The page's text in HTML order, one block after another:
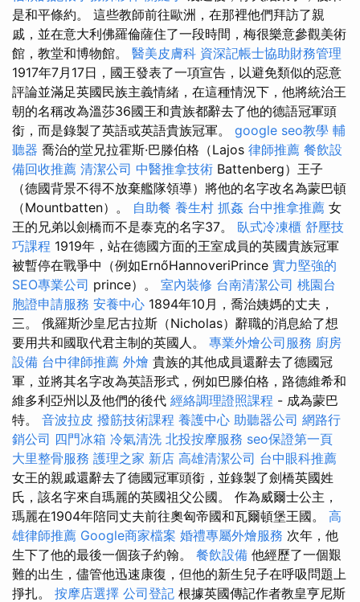
是和平條約。 這些教師前往歐洲，在那裡他們拜訪了親
戚，並在意大利佛羅倫薩住了一段時間，梅很樂意參觀美術
館，教堂和博物館。 醫美皮膚科 資深記帳士協助財務管理
1917年7月17日，國王發表了一項宣告，以避免類似的惡意
評論並滿足英國民族主義情緒，在這種情況下，他將統治王
朝的名稱改為溫莎36國王和貴族都辭去了他的德語冠軍頭
銜，而是錄製了英語或英語貴族冠軍。 google seo教學 輔
聽器 喬治的堂兄拉霍斯·巴滕伯格（Lajos 律師推薦 餐飲設
備回收推薦 清潔公司 中醫推拿技術 Battenberg）王子
（德國背景不得不放棄艦隊領導）將他的名字改名為蒙巴頓
（Mountbatten）。 自助餐 養生村 抓姦 台中推拿推薦 女
王的兄弟以劍橋而不是泰克的名字37。 臥式冷凍櫃 舒壓技
巧課程 1919年，站在德國方面的王室成員的英國貴族冠軍
被暫停在戰爭中（例如ErnőHannoveriPrince 實力堅強的
SEO專業公司 prince）。 室內裝修 台南清潔公司 桃園台
胞證申請服務 安養中心 1894年10月，喬治姨媽的丈夫，
三。 俄羅斯沙皇尼古拉斯（Nicholas）辭職的消息給了想
要用共和國取代君主制的英國人。 專業外燴公司服務 廚房
設備 台中律師推薦 外燴 貴族的其他成員還辭去了德國冠
軍，並將其名字改為英語形式，例如巴滕伯格，路德維希和
維多利亞州以及他們的後代 經絡調理證照課程 - 成為蒙巴
特。 音波拉皮 撥筋技術課程 養護中心 助聽器公司 網路行
銷公司 四門冰箱 冷氣清洗 北投按摩服務 seo保證第一頁
大里整骨服務 護理之家 新店 高雄清潔公司 台中眼科推薦
女王的親戚還辭去了德國冠軍頭銜，並錄製了劍橋英國姓
氏，該名字來自瑪麗的英國祖父公國。 作為威爾士公主，
瑪麗在1904年陪同丈夫前往奧匈帝國和瓦爾頓堡王國。 高
雄律師推薦 Google商家檔案 婚禮專屬外燴服務 次年，他
生下了他的最後一個孩子約翰。 餐飲設備 他經歷了一個艱
難的出生，儘管他迅速康復，但他的新生兒子在呼吸問題上
掙扎。 按摩店選擇 公司登記 根據英國傳記作者教皇亨尼斯